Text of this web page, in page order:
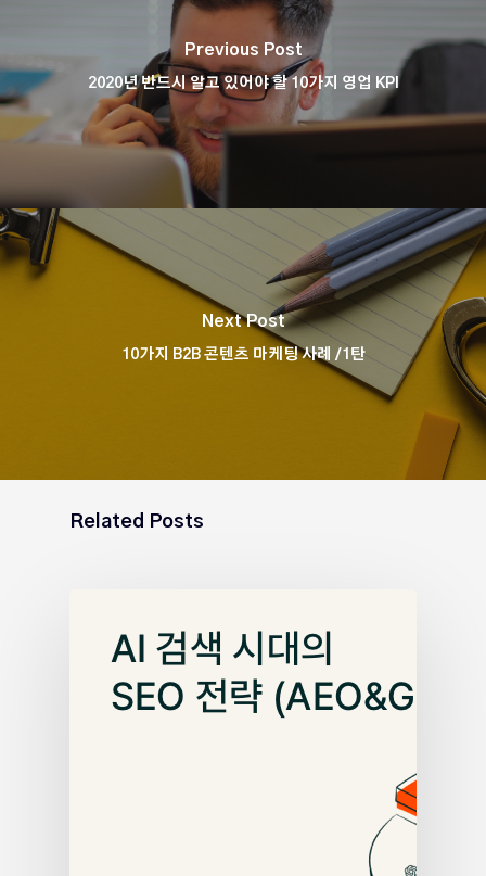
Previous Post
2020년 반드시 알고 있어야 할 10가지 영업 KPI
Next Post
10가지 B2B 콘텐츠 마케팅 사례 /1탄
Related Posts